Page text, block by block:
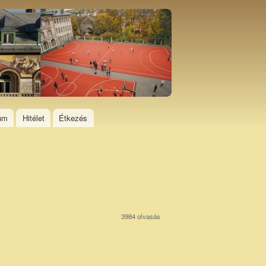
Hitélet Étkezés
3984 olvasás